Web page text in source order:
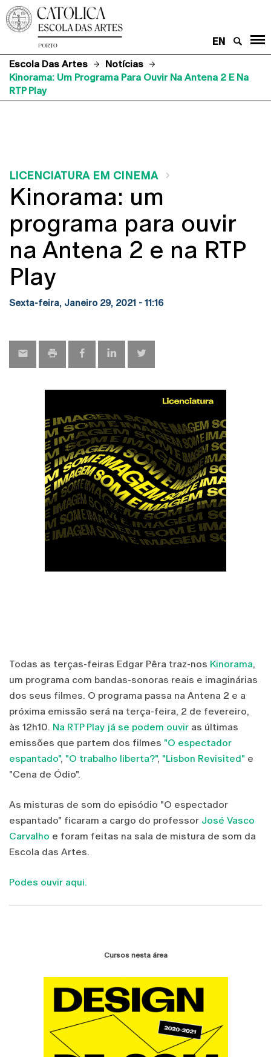
EN
Escola Das Artes
Notícias
Kinorama: Um Programa Para Ouvir Na Antena 2 E Na
RTP Play
LICENCIATURA EM CINEMA
Kinorama: um
programa para ouvir
na Antena 2 e na RTP
Play
Sexta-feira, Janeiro 29, 2021 - 11:16
Todas as terças-feiras Edgar Pêra traz-nos Kinorama,
um programa com bandas-sonoras reais e imaginárias
dos seus filmes. O programa passa na Antena 2 e a
próxima emissão será na terça-feira, 2 de fevereiro,
às 12h10. Na RTP Play já se podem ouvir as últimas
emissões que partem dos filmes "O espectador
espantado", "O trabalho liberta?", "Lisbon Revisited" e
"Cena de Ódio".
As misturas de som do episódio "O espectador
espantado" ficaram a cargo do professor José Vasco
Carvalho e foram feitas na sala de mistura de som da
Escola das Artes.
Podes ouvir aqui.
Cursos nesta área